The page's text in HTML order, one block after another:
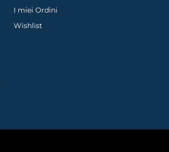
I miei Ordini
Wishlist